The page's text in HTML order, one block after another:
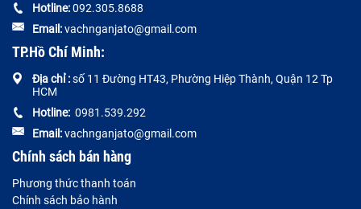
Hotline:092.305.8688
Email:vachnganjato@gmail.com
TP.Hồ Chí Minh:
Địa chỉ :số 11 Đường HT43, Phường Hiệp Thành, Quận 12 Tp
HCM
Hotline: 0981.539.292
Email:vachnganjato@gmail.com
Chính sách bán hàng
Phương thức thanh toán
Chính sách bảo hành